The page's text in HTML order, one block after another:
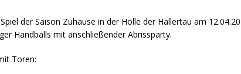
der Saison Zuhause in der Hölle der Hallertau am
Handballs mit anschließender Abrissparty.
Toren: